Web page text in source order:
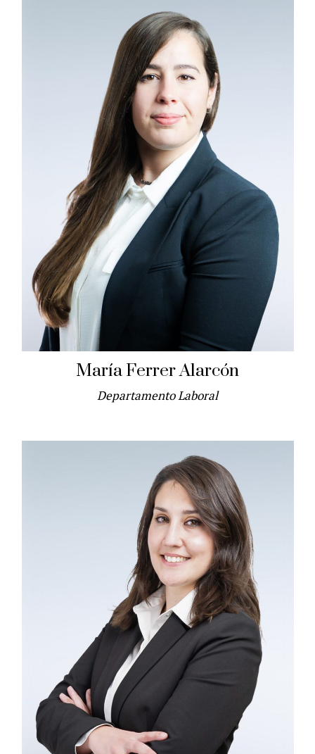
María Ferrer Alarcón
Departamento Laboral